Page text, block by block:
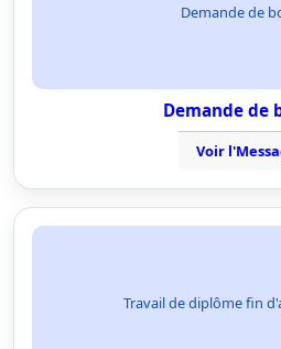
Demande de
Demande de
Voir
Travail de diplôme fin